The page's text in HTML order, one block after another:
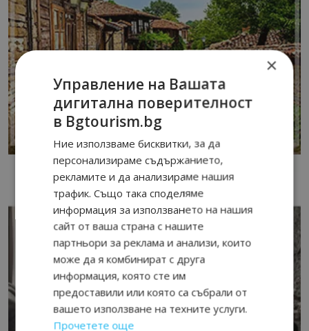
×
Управление на Вашата
дигитална поверителност
в Bgtourism.bg
Ние използваме бисквитки, за да
персонализираме съдържанието,
рекламите и да анализираме нашия
трафик. Също така споделяме
информация за използването на нашия
сайт от ваша страна с нашите
партньори за реклама и анализи, които
може да я комбинират с друга
информация, която сте им
предоставили или която са събрали от
вашето използване на техните услуги.
Прочетете още